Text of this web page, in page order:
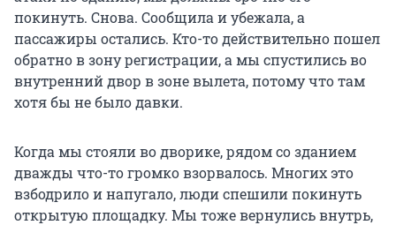
покинуть. Снова. Сообщила и убежала, а
пассажиры остались. Кто-то действительно пошел
обратно в зону регистрации, а мы спустились во
внутренний двор в зоне вылета, потому что там
хотя бы не было давки.
Когда мы стояли во дворике, рядом со зданием
дважды что-то громко взорвалось. Многих это
взбодрило и напугало, люди спешили покинуть
открытую площадку. Мы тоже вернулись внутрь,